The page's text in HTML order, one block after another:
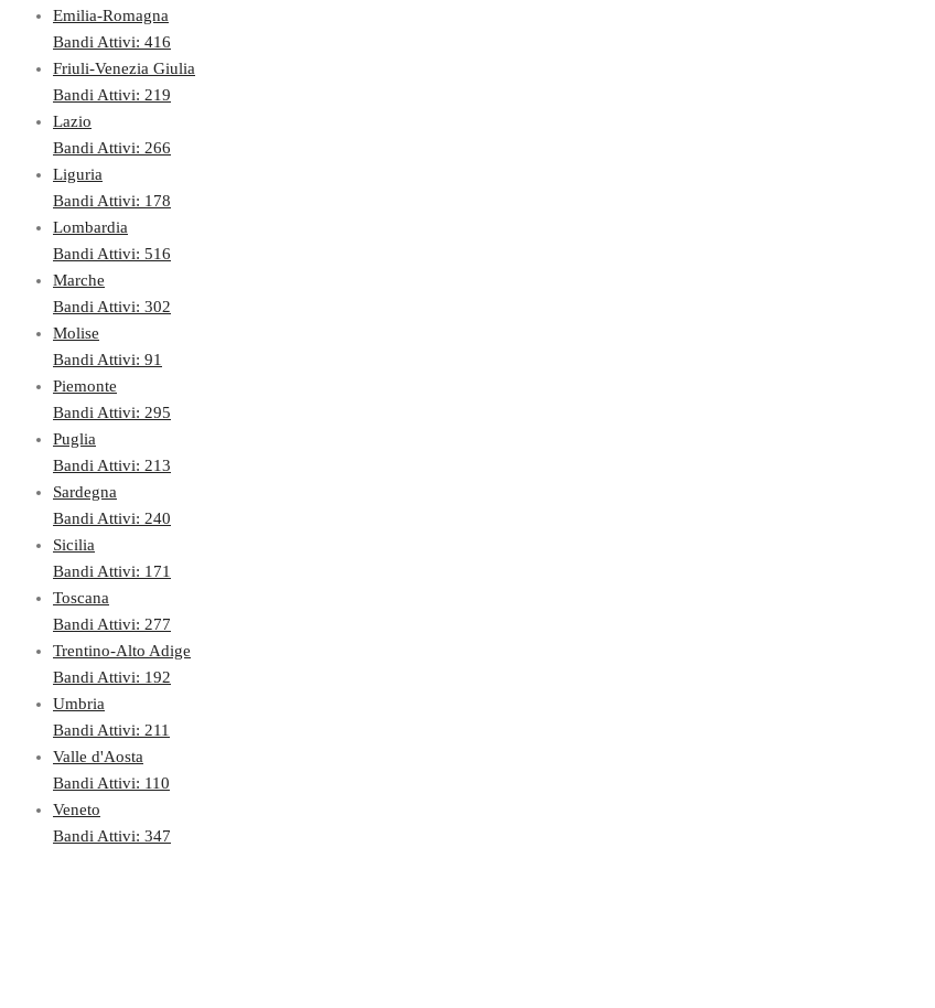
Emilia-Romagna
Bandi Attivi: 416
Friuli-Venezia Giulia
Bandi Attivi: 219
Lazio
Bandi Attivi: 266
Liguria
Bandi Attivi: 178
Lombardia
Bandi Attivi: 516
Marche
Bandi Attivi: 302
Molise
Bandi Attivi: 91
Piemonte
Bandi Attivi: 295
Puglia
Bandi Attivi: 213
Sardegna
Bandi Attivi: 240
Sicilia
Bandi Attivi: 171
Toscana
Bandi Attivi: 277
Trentino-Alto Adige
Bandi Attivi: 192
Umbria
Bandi Attivi: 211
Valle d'Aosta
Bandi Attivi: 110
Veneto
Bandi Attivi: 347